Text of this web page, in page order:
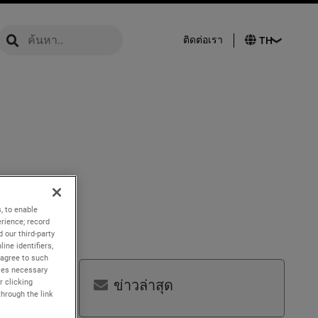
search
global-search ติดต่อเรา
ข่าวล่าสุด
to enable
record
our third-party
identifiers,
to such
necessary
clicking
the link